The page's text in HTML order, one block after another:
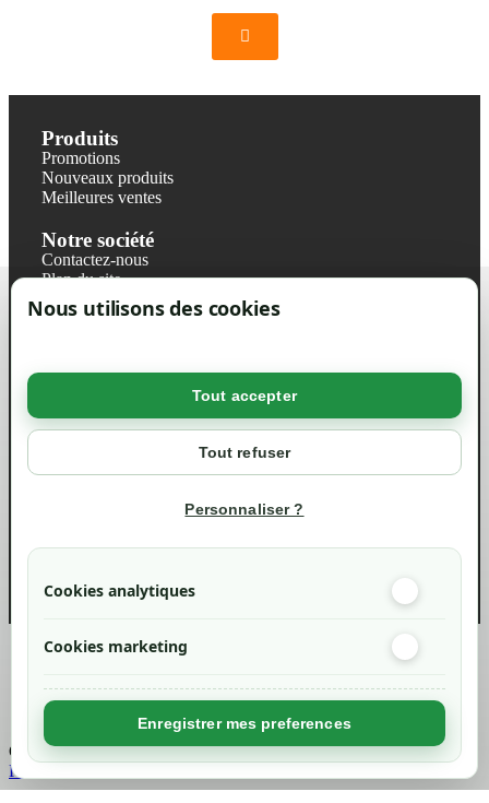
Nous utilisons des cookies
Tout accepter
Tout refuser
Personnaliser ?
Cookies analytiques
Cookies marketing
Enregistrer mes preferences
Produits
Promotions
Nouveaux produits
Meilleures ventes
Notre société
Contactez-nous
Plan du site
Magasin
Mentions légales
Politique de confidentialité RGPD
Votre compte
info@green-tech-shop.com
Created byNageoconcept
Chargement...
Retour en haut